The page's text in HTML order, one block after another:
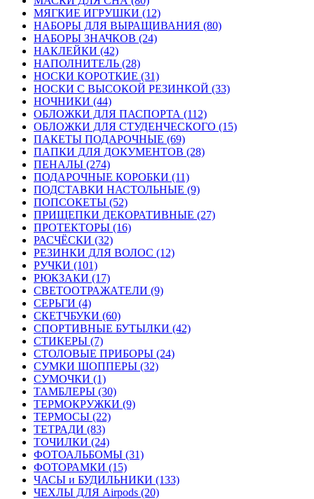
МЯГКИЕ ИГРУШКИ (12)
НАБОРЫ ДЛЯ ВЫРАЩИВАНИЯ (80)
НАБОРЫ ЗНАЧКОВ (24)
НАКЛЕЙКИ (42)
НАПОЛНИТЕЛЬ (28)
НОСКИ КОРОТКИЕ (31)
НОСКИ С ВЫСОКОЙ РЕЗИНКОЙ (33)
НОЧНИКИ (44)
ОБЛОЖКИ ДЛЯ ПАСПОРТА (112)
ОБЛОЖКИ ДЛЯ СТУДЕНЧЕСКОГО (15)
ПАКЕТЫ ПОДАРОЧНЫЕ (69)
ПАПКИ ДЛЯ ДОКУМЕНТОВ (28)
ПЕНАЛЫ (274)
ПОДАРОЧНЫЕ КОРОБКИ (11)
ПОДСТАВКИ НАСТОЛЬНЫЕ (9)
ПОПСОКЕТЫ (52)
ПРИЩЕПКИ ДЕКОРАТИВНЫЕ (27)
ПРОТЕКТОРЫ (16)
РАСЧЁСКИ (32)
РЕЗИНКИ ДЛЯ ВОЛОС (12)
РУЧКИ (101)
РЮКЗАКИ (17)
СВЕТООТРАЖАТЕЛИ (9)
СЕРЬГИ (4)
СКЕТЧБУКИ (60)
СПОРТИВНЫЕ БУТЫЛКИ (42)
СТИКЕРЫ (7)
СТОЛОВЫЕ ПРИБОРЫ (24)
СУМКИ ШОППЕРЫ (32)
СУМОЧКИ (1)
ТАМБЛЕРЫ (30)
ТЕРМОКРУЖКИ (9)
ТЕРМОСЫ (22)
ТЕТРАДИ (83)
ТОЧИЛКИ (24)
ФОТОАЛЬБОМЫ (31)
ФОТОРАМКИ (15)
ЧАСЫ и БУДИЛЬНИКИ (133)
ЧЕХЛЫ ДЛЯ Airpods (20)